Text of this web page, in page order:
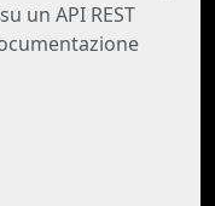
un API REST